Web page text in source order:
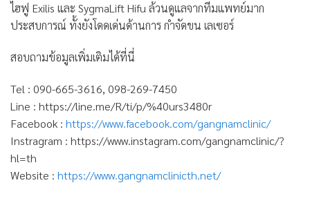
ไฮฟู Exilis และ SygmaLift Hifu ล้วนดูแลจากทีมแพทย์มาก
ประสบการณ์ ทั้งยังโดดเด่นด้านการ กำจัดขน เลเซอร์
สอบถามข้อมูลเพิ่มเติมได้ที่นี่
Tel : 090-665-3616, 098-269-7450
Line : https://line.me/R/ti/p/%40urs3480r
Facebook : https://www.facebook.com/gangnamclinic/
Instragram : https://www.instagram.com/gangnamclinic/?
hl=th
Website : https://www.gangnamclinicth.net/